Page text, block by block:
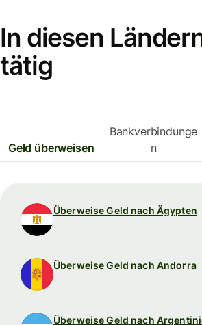
In diesen
tätig
Geld überweisen
Bankverbindunge
n
Überweise Geld nach Ägypten
Überweise Geld nach Andorra
Überweise Geld nach